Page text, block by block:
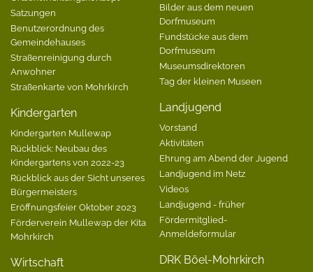
Satzungen
Benutzerordnung des
Gemeindehauses
Straßenreinigung durch
Anwohner
Straßenkarte von Mohrkirch
Kindergarten
Kindergarten Mullewap
Rückblick: Neubau des
Kindergartens von 2022-23
Rückblick aus der Sicht unseres
Bürgermeisters
Eröffnungsfeier Oktober 2023
Förderverein Mullewap der Kita
Mohrkirch
Wirtschaft
Bilder aus dem neuen
Dorfmuseum
Fundstücke aus dem
Dorfmuseum
Museumsdirektoren
Tag der kleinen Museen
Landjugend
Vorstand
Aktivitäten
Ehrung am Abend der Jugend
Landjugend im Netz
Videos
Landjugend - früher
Fördermitglied-
Anmeldeformular
DRK Böel-Mohrkirch